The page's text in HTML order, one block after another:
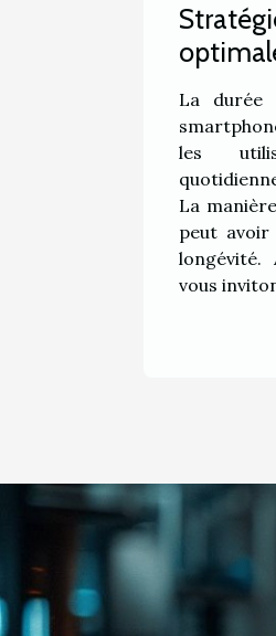
quelle
durée
La
les
La
peut
longévité.
vous